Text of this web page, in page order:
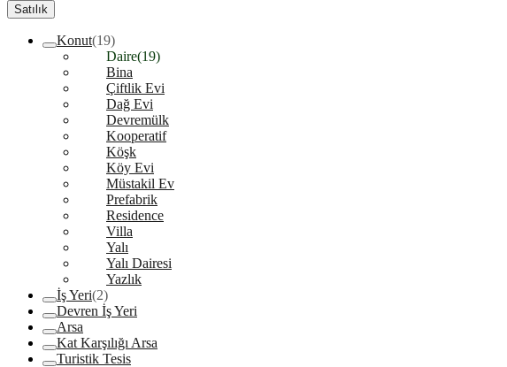
Satılık
Konut(19)
Daire(19)
Bina
Çiftlik Evi
Dağ Evi
Devremülk
Kooperatif
Köşk
Köy Evi
Müstakil Ev
Prefabrik
Residence
Villa
Yalı
Yalı Dairesi
Yazlık
İş Yeri(2)
Devren İş Yeri
Arsa
Kat Karşılığı Arsa
Turistik Tesis